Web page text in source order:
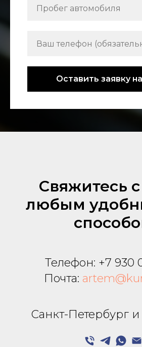
Оставить заявку
Свяжитесь
любым
Телефон: +7 930
Почта:
Санкт-Петербург